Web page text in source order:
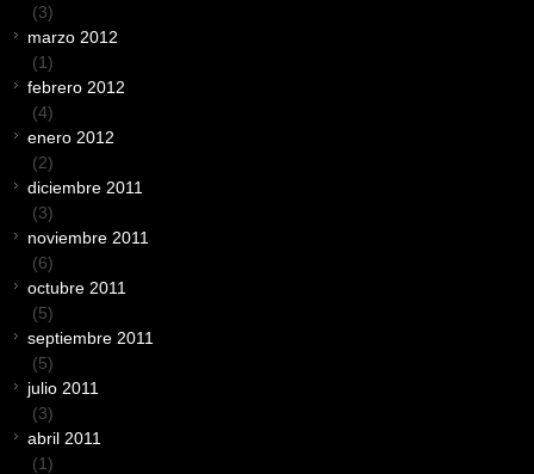
(3)
marzo 2012
(1)
febrero 2012
(4)
enero 2012
(2)
diciembre 2011
(3)
noviembre 2011
(6)
octubre 2011
(5)
septiembre 2011
(5)
julio 2011
(3)
abril 2011
(1)